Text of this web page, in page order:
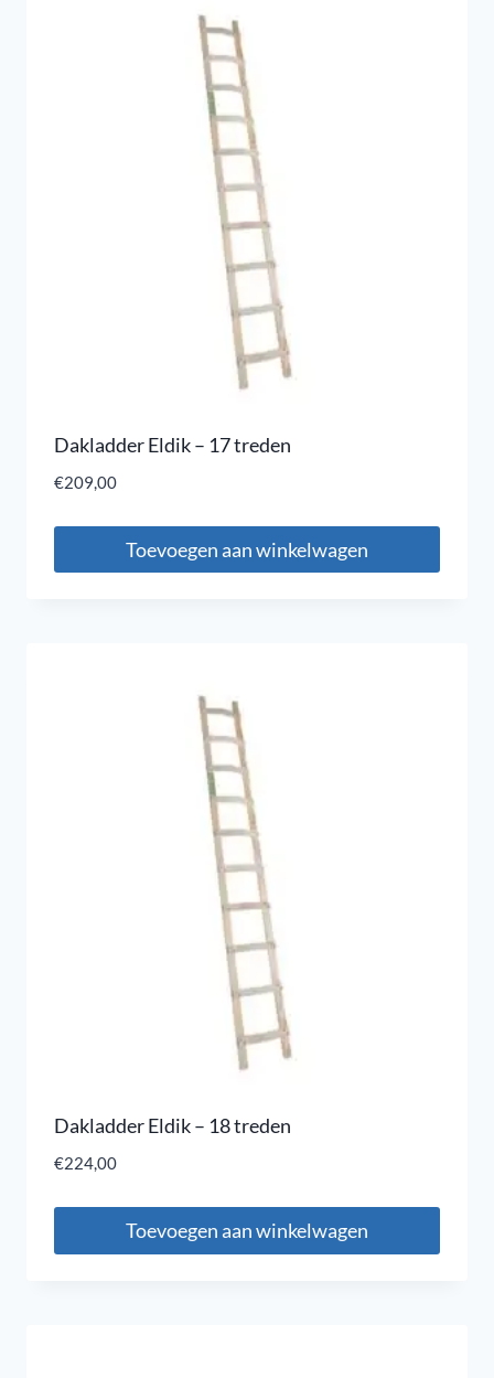
Dakladder Eldik – 17 treden
€209,00
Toevoegen aan winkelwagen
Dakladder Eldik – 18 treden
€224,00
Toevoegen aan winkelwagen